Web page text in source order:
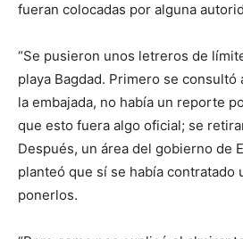
fueran colocadas por alguna
“Se pusieron unos letreros de
playa Bagdad. Primero se consultó
la embajada, no había un reporte
que esto fuera algo oficial; se
Después, un área del gobierno de
planteó que sí se había contratado
ponerlos.